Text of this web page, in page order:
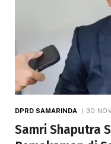
DPRD SAMARINDA 30
Samri Shaputra